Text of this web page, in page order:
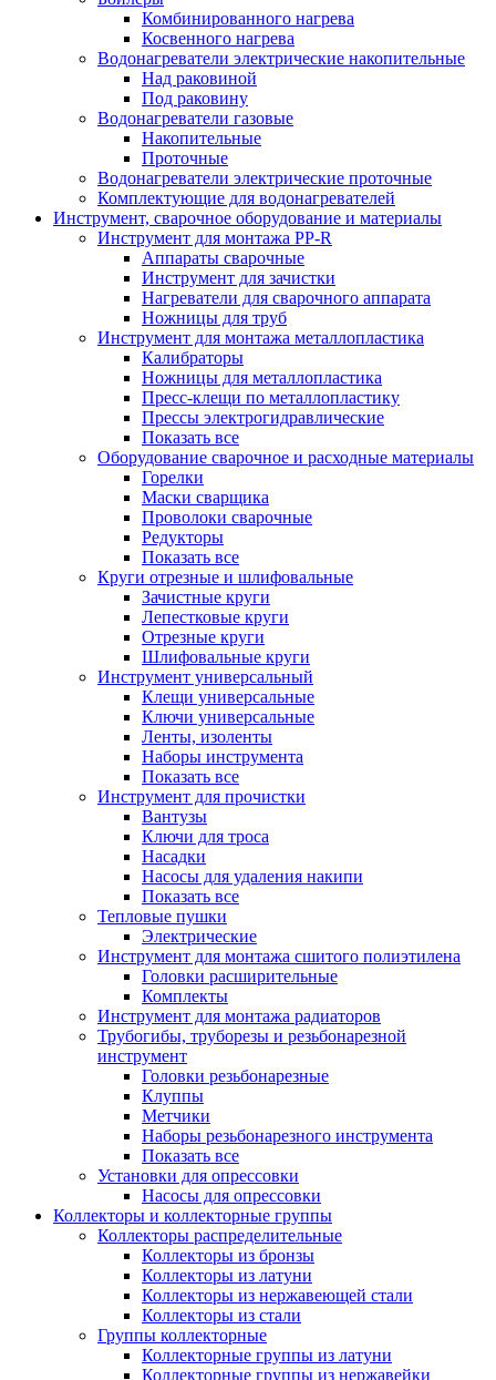
Комбинированного нагрева
Косвенного нагрева
Водонагреватели электрические накопительные
Над раковиной
Под раковину
Водонагреватели газовые
Накопительные
Проточные
Водонагреватели электрические проточные
Комплектующие для водонагревателей
Инструмент, сварочное оборудование и материалы
Инструмент для монтажа PP-R
Аппараты сварочные
Инструмент для зачистки
Нагреватели для сварочного аппарата
Ножницы для труб
Инструмент для монтажа металлопластика
Калибраторы
Ножницы для металлопластика
Пресс-клещи по металлопластику
Прессы электрогидравлические
Показать все
Оборудование сварочное и расходные материалы
Горелки
Маски сварщика
Проволоки сварочные
Редукторы
Показать все
Круги отрезные и шлифовальные
Зачистные круги
Лепестковые круги
Отрезные круги
Шлифовальные круги
Инструмент универсальный
Клещи универсальные
Ключи универсальные
Ленты, изоленты
Наборы инструмента
Показать все
Инструмент для прочистки
Вантузы
Ключи для троса
Насадки
Насосы для удаления накипи
Показать все
Тепловые пушки
Электрические
Инструмент для монтажа сшитого полиэтилена
Головки расширительные
Комплекты
Инструмент для монтажа радиаторов
Трубогибы, труборезы и резьбонарезной
инструмент
Головки резьбонарезные
Клуппы
Метчики
Наборы резьбонарезного инструмента
Показать все
Установки для опрессовки
Насосы для опрессовки
Коллекторы и коллекторные группы
Коллекторы распределительные
Коллекторы из бронзы
Коллекторы из латуни
Коллекторы из нержавеющей стали
Коллекторы из стали
Группы коллекторные
Коллекторные группы из латуни
Коллекторные группы из нержавейки